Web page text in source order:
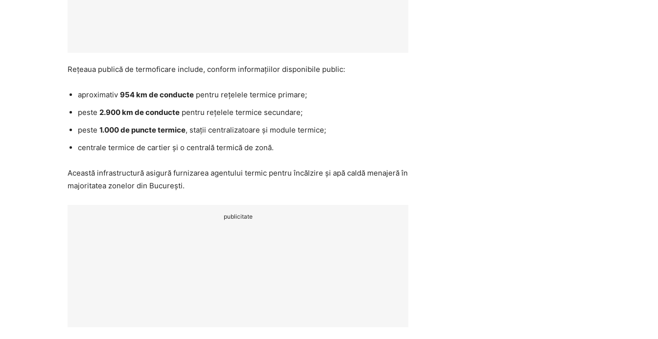
Rețeaua publică de termoficare include, conform informațiilor disponibile public:
aproximativ 954 km de conducte pentru rețelele termice primare;
peste 2.900 km de conducte pentru rețelele termice secundare;
peste 1.000 de puncte termice, stații centralizatoare și module termice;
centrale termice de cartier și o centrală termică de zonă.
Această infrastructură asigură furnizarea agentului termic pentru încălzire și apă caldă menajeră în
majoritatea zonelor din București.
publicitate